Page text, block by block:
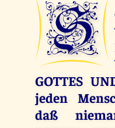
S
GOTTES
jeden
daß